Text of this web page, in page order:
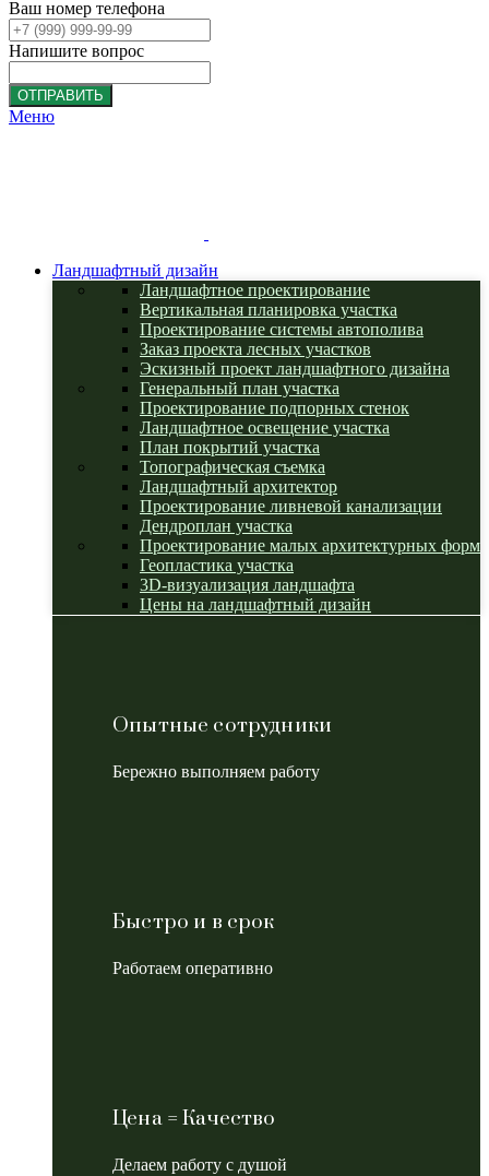
Ваш номер телефона
Напишите вопрос
ОТПРАВИТЬ
Меню
Ландшафтный дизайн
Ландшафтное проектирование
Вертикальная планировка участка
Проектирование системы автополива
Заказ проекта лесных участков
Эскизный проект ландшафтного дизайна
Генеральный план участка
Проектирование подпорных стенок
Ландшафтное освещение участка
План покрытий участка
Топографическая съемка
Ландшафтный архитектор
Проектирование ливневой канализации
Дендроплан участка
Проектирование малых архитектурных форм
Геопластика участка
3D-визуализация ландшафта
Цены на ландшафтный дизайн
Опытные сотрудники
Бережно выполняем работу
Быстро и в срок
Работаем оперативно
Цена = Качество
Делаем работу с душой